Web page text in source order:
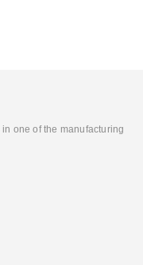
one of the manufacturing